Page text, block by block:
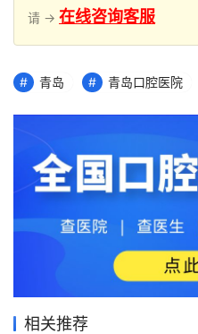
请 → 在线咨询客服
青岛 青岛口腔医院
相关推荐